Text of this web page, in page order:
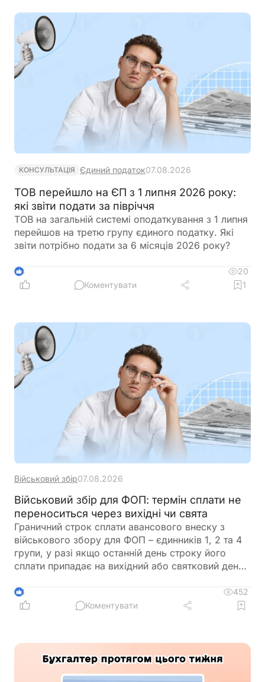
відцифрований образ обличчя. Якщо людини ще
немає у військовому реєстрі, система
автоматично сформує для неї цифровий профіль
на підставі отриманої інформації
КОНСУЛЬТАЦІЯ Єдиний податок07.08.2026
ТОВ перейшло на ЄП з 1 липня 2026 року:
які звіти подати за півріччя
ТОВ на загальній системі оподаткування з 1 липня
перейшов на третю групу єдиного податку. Які
звіти потрібно подати за 6 місяців 2026 року?
3
20
Коментувати
1
Військовий збір07.08.2026
Військовий збір для ФОП: термін сплати не
переноситься через вихідні чи свята
Граничний строк сплати авансового внеску з
військового збору для ФОП – єдинників 1, 2 та 4
групи, у разі якщо останній день строку його
сплати припадає на вихідний або святковий день,
за вихідним або святковим днем
4
452
Коментувати